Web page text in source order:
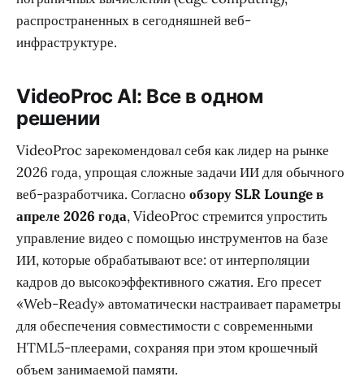
распространенных в сегодняшней веб-
инфраструктуре.
VideoProc AI: Все в одном
решении
VideoProc зарекомендовал себя как лидер на рынке
2026 года, упрощая сложные задачи ИИ для обычного
веб-разработчика. Согласно обзору SLR Lounge в
апреле 2026 года, VideoProc стремится упростить
управление видео с помощью инструментов на базе
ИИ, которые обрабатывают все: от интерполяции
кадров до высокоэффективного сжатия. Его пресет
«Web-Ready» автоматически настраивает параметры
для обеспечения совместимости с современными
HTML5-плеерами, сохраняя при этом крошечный
объем занимаемой памяти.